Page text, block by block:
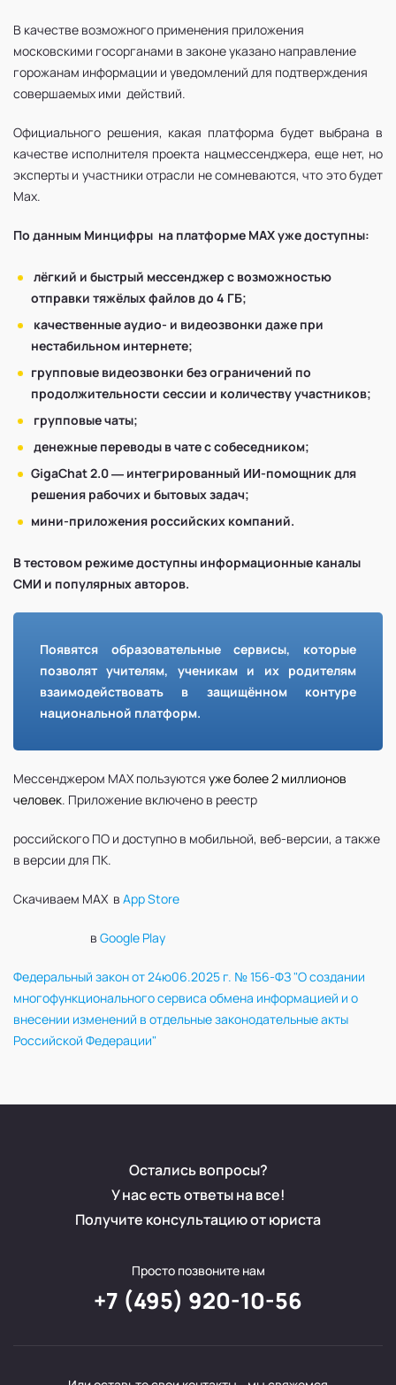
В качестве возможного применения приложения
московскими госорганами в законе указано направление
горожанам информации и уведомлений для подтверждения
совершаемых ими действий.
Официального решения, какая платформа будет выбрана в
качестве исполнителя проекта нацмессенджера, еще нет, но
эксперты и участники отрасли не сомневаются, что это будет
Мах.
По данным Минцифры на платформе МАХ уже доступны:
лёгкий и быстрый мессенджер с возможностью
отправки тяжёлых файлов до 4 ГБ;
качественные аудио- и видеозвонки даже при
нестабильном интернете;
групповые видеозвонки без ограничений по
продолжительности сессии и количеству участников;
групповые чаты;
денежные переводы в чате с собеседником;
GigaChat 2.0 — интегрированный ИИ-помощник для
решения рабочих и бытовых задач;
мини-приложения российских компаний.
В тестовом режиме доступны информационные каналы
СМИ и популярных авторов.
Появятся образовательные сервисы, которые
позволят учителям, ученикам и их родителям
взаимодействовать в защищённом контуре
национальной платформ.
Мессенджером MAX пользуются уже более 2 миллионов
человек. Приложение включено в реестр
российского ПО и доступно в мобильной, веб-версии, а также
в версии для ПК.
Скачиваем MAX в App Store
в Google Play
Федеральный закон от 24ю06.2025 г. № 156-ФЗ "О создании
многофункционального сервиса обмена информацией и о
внесении изменений в отдельные законодательные акты
Российской Федерации"
Остались вопросы?
У нас есть ответы на все!
Получите консультацию от юриста
Просто позвоните нам
+7 (495) 920-10-56